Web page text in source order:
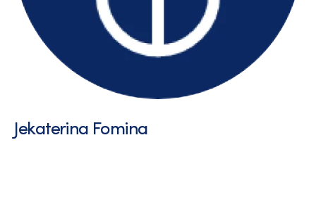
Jekaterina Fomina